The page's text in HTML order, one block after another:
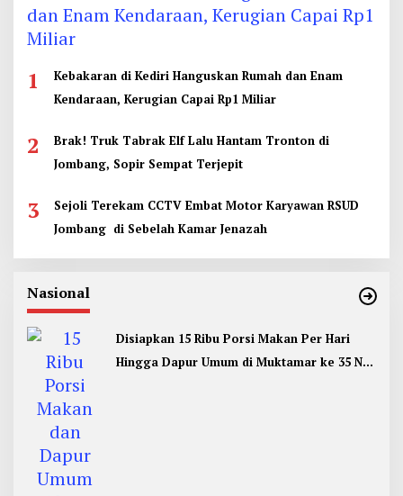
1
Kebakaran di Kediri Hanguskan Rumah dan Enam
Kendaraan, Kerugian Capai Rp1 Miliar
2
Brak! Truk Tabrak Elf Lalu Hantam Tronton di
Jombang, Sopir Sempat Terjepit
3
Sejoli Terekam CCTV Embat Motor Karyawan RSUD
Jombang di Sebelah Kamar Jenazah
Nasional
Disiapkan 15 Ribu Porsi Makan Per Hari
Hingga Dapur Umum di Muktamar ke 35 NU